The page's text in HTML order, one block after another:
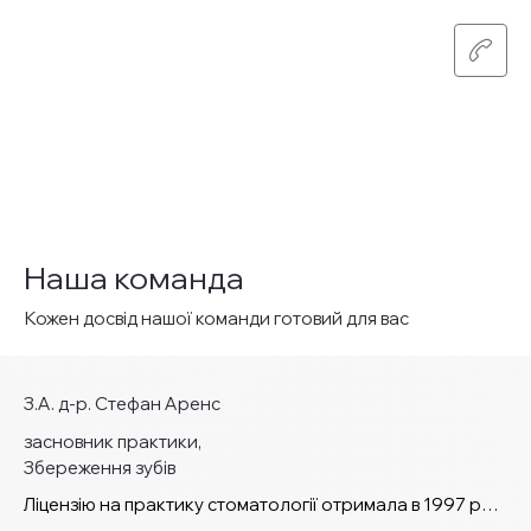
Наша команда
Кожен досвід нашої команди готовий для вас
З.А. д-р. Стефан Аренс
засновник практики,
Збереження зубів
Ліцензію на практику стоматології отримала в 1997 році